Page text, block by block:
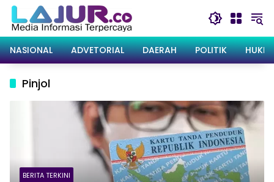
Langsung
konten
NASIONAL
ADVETORIAL DAERAH POLITIK
Pinjol
BERITA TERKINI